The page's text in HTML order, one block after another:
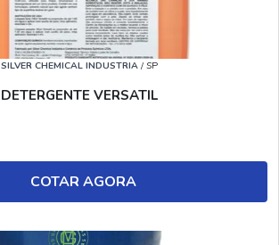
SILVER CHEMICAL INDUSTRIA / SP
DETERGENTE VERSATIL
COTAR AGORA